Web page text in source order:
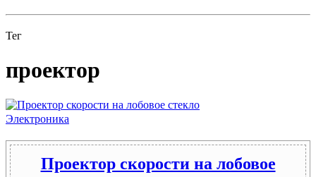
Тег
проектор
Электроника
Проектор скорости на лобовое